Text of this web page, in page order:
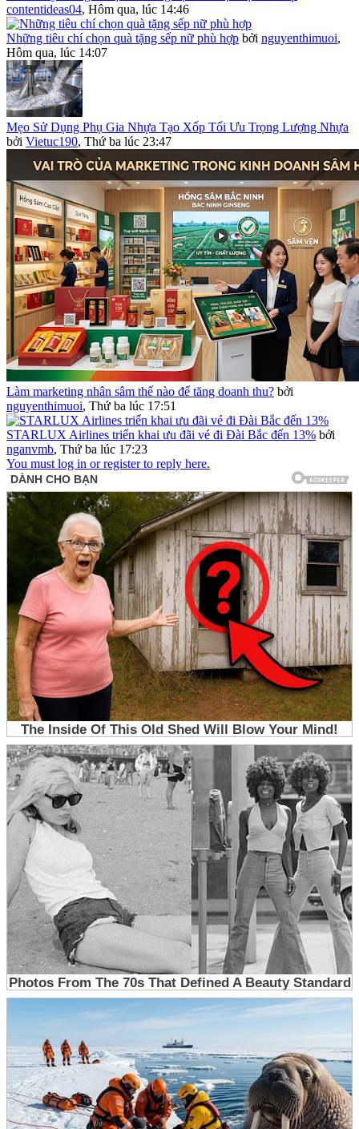
contentideas04, Hôm qua, lúc 14:46
Những tiêu chí chọn quà tặng sếp nữ phù hợp bởi nguyenthimuoi,
Hôm qua, lúc 14:07
Mẹo Sử Dụng Phụ Gia Nhựa Tạo Xốp Tối Ưu Trọng Lượng Nhựa
bởi Vietuc190, Thứ ba lúc 23:47
Làm marketing nhân sâm thế nào để tăng doanh thu? bởi
nguyenthimuoi, Thứ ba lúc 17:51
STARLUX Airlines triển khai ưu đãi vé đi Đài Bắc đến 13% bởi
nganvmb, Thứ ba lúc 17:23
You must log in or register to reply here.